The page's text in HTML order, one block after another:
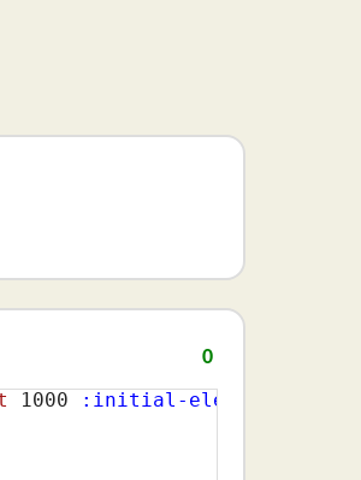
0
1000 :initial-element